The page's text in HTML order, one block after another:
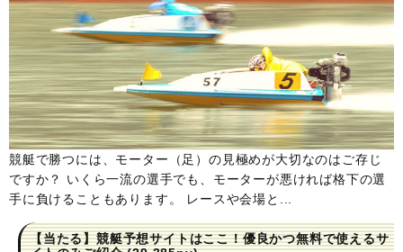
競艇で勝つには、モーター（足）の見極めが大切なのはご存じ
ですか？ いくら一流の選手でも、モーターが悪ければ格下の選
手に負けることもあります。 レースや会場と...
【当たる】競艇予想サイトはここ！優良かつ無料で使えるサ